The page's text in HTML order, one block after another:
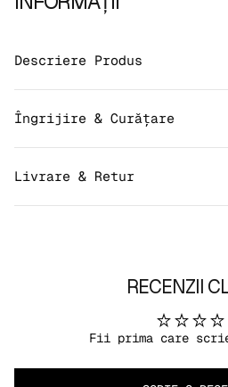
Descriere Produs
Îngrijire & Curățare
Livrare & Retur
RECENZII
Fii prima care